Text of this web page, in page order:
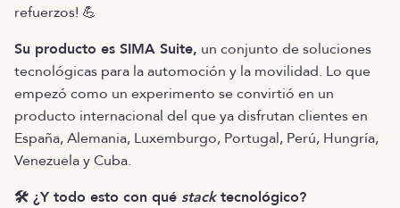
refuerzos! 💪
Su producto es SIMA Suite, un conjunto de soluciones
tecnológicas para la automoción y la movilidad. Lo que
empezó como un experimento se convirtió en un
producto internacional del que ya disfrutan clientes en
España, Alemania, Luxemburgo, Portugal, Perú, Hungría,
Venezuela y Cuba.
🛠 ¿Y todo esto con qué stacktecnológico?